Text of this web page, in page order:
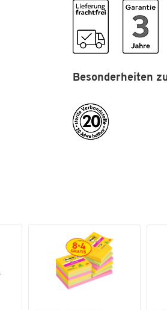
Besonderheiten